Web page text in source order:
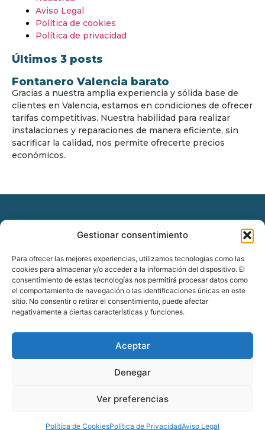
Gestionar consentimiento
Para ofrecer las mejores experiencias, utilizamos tecnologías como las
cookies para almacenar y/o acceder a la información del dispositivo. El
consentimiento de estas tecnologías nos permitirá procesar datos como
el comportamiento de navegación o las identificaciones únicas en este
sitio. No consentir o retirar el consentimiento, puede afectar
negativamente a ciertas características y funciones.
Aceptar
Denegar
Ver preferencias
Política de CookiesPolítica de PrivacidadAviso Legal
Aviso Legal
Política de cookies
Política de privacidad
Últimos 3 posts
Fontanero Valencia barato
Gracias a nuestra amplia experiencia y sólida base de
clientes en Valencia, estamos en condiciones de ofrecer
tarifas competitivas. Nuestra habilidad para realizar
instalaciones y reparaciones de manera eficiente, sin
sacrificar la calidad, nos permite ofrecerte precios
económicos.
© Copyright www.fontanerovalencia24.com
Todos los derechos reservados.
¡LLÁMANOS!